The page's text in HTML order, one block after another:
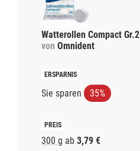
Watterollen Compact Gr.2
von Omnident
Sie sparen 35%
300 g ab 3,79 €